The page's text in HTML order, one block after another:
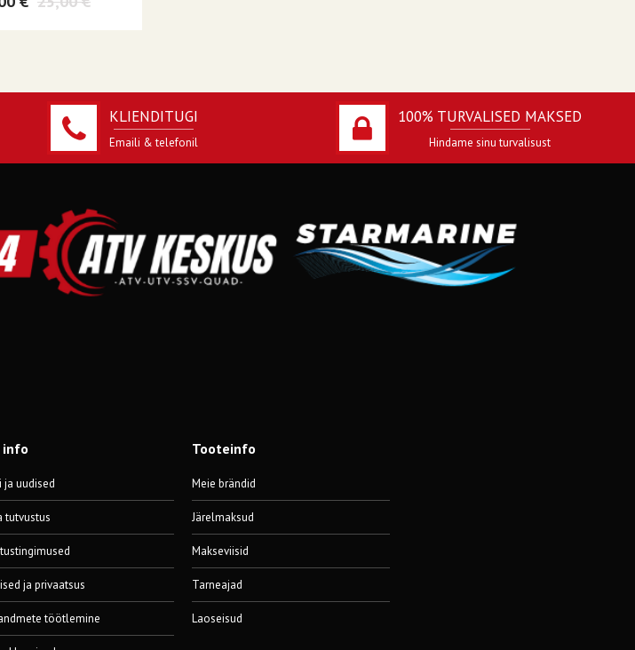
KLIENDITUGI
Emaili & telefonil
100% TURVALISED MAKSED
Hindame sinu turvalisust
info
ja uudised
tutvustus
ja privaatsus
töötlemine
Tooteinfo
Meie brändid
Järelmaksud
Makseviisid
Tarneajad
Laoseisud